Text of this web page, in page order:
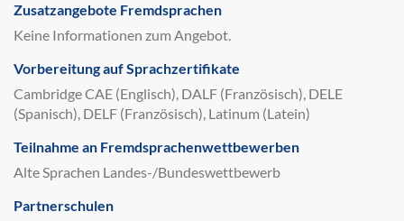
Zusatzangebote Fremdsprachen
Keine Informationen zum Angebot.
Vorbereitung auf Sprachzertifikate
Cambridge CAE (Englisch), DALF (Französisch), DELE
(Spanisch), DELF (Französisch), Latinum (Latein)
Teilnahme an Fremdsprachenwettbewerben
Alte Sprachen Landes-/Bundeswettbewerb
Partnerschulen